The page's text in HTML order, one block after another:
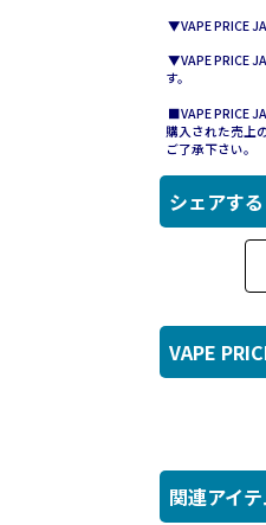
▼VAPE PRICE
▼VAPE PRICE
す。
■VAPE PRICE
購入された売上
ご了承下さい。
シェアする
VAPE
関連アイ